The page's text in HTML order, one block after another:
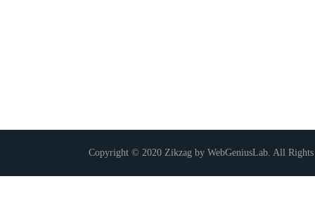
Copyright © 2020 Zikzag by WebGeniusLab. All Rights